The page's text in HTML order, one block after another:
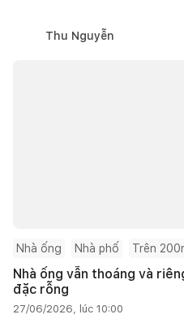
Thu Nguyễn
Nhà ống Nhà phố Trên
Nhà ống vẫn thoáng và
đặc rỗng
27/06/2026, lúc 10:00